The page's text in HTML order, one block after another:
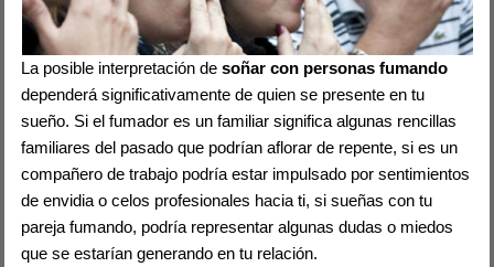
La posible interpretación desoñar con personas fumando
dependerá significativamente de quien se presente en tu
sueño. Si el fumador es un familiar significa algunas rencillas
familiares del pasado que podrían aflorar de repente, si es un
compañero de trabajo podría estar impulsado por sentimientos
de envidia o celos profesionales hacia ti, si sueñas con tu
pareja fumando, podría representar algunas dudas o miedos
que se estarían generando en tu relación.